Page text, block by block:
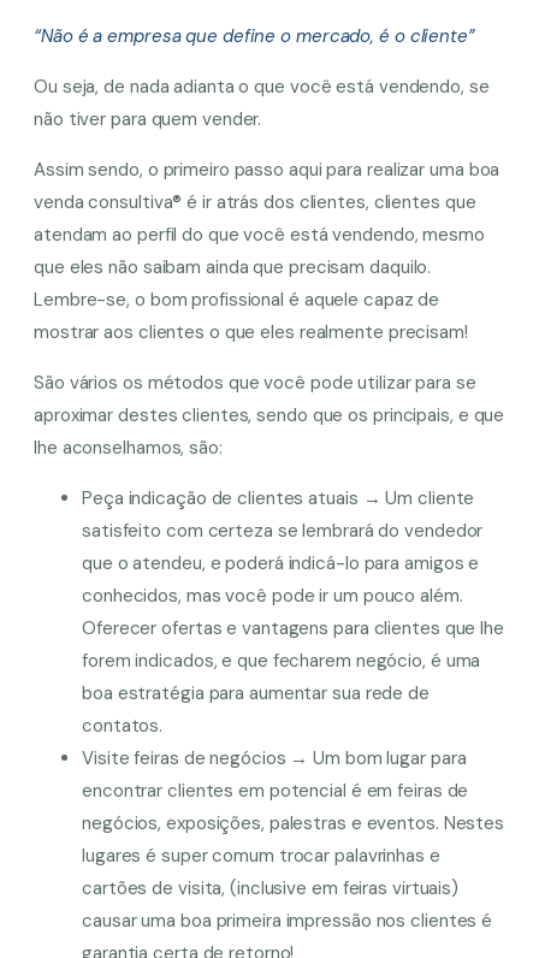
“Não é a empresa que define o mercado, é o cliente”
Ou seja, de nada adianta o que você está vendendo, se
não tiver para quem vender.
Assim sendo, o primeiro passo aqui para realizar uma boa
venda consultiva® é ir atrás dos clientes, clientes que
atendam ao perfil do que você está vendendo, mesmo
que eles não saibam ainda que precisam daquilo.
Lembre-se, o bom profissional é aquele capaz de
mostrar aos clientes o que eles realmente precisam!
São vários os métodos que você pode utilizar para se
aproximar destes clientes, sendo que os principais, e que
lhe aconselhamos, são:
Peça indicação de clientes atuais → Um cliente
satisfeito com certeza se lembrará do vendedor
que o atendeu, e poderá indicá-lo para amigos e
conhecidos, mas você pode ir um pouco além.
Oferecer ofertas e vantagens para clientes que lhe
forem indicados, e que fecharem negócio, é uma
boa estratégia para aumentar sua rede de
contatos.
Visite feiras de negócios → Um bom lugar para
encontrar clientes em potencial é em feiras de
negócios, exposições, palestras e eventos. Nestes
lugares é super comum trocar palavrinhas e
cartões de visita, (inclusive em feiras virtuais)
causar uma boa primeira impressão nos clientes é